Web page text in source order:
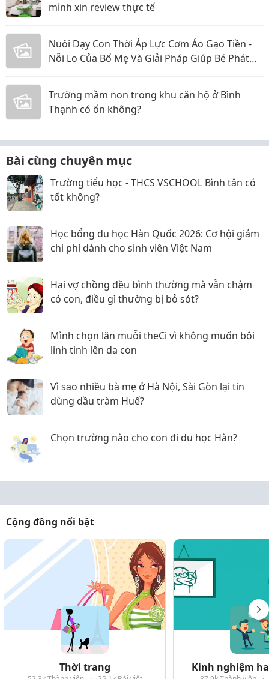
mình xin review thực tế
Nuôi Dạy Con Thời Áp Lực Cơm Áo Gạo Tiền -
Nỗi Lo Của Bố Mẹ Và Giải Pháp Giúp Bé Phát
Trường mầm non trong khu căn hộ ở Bình
Thạnh có ổn không?
Bài cùng chuyên mục
Trường tiểu học - THCS VSCHOOL Bình tân có
tốt không?
Học bổng du học Hàn Quốc 2026: Cơ hội giảm
chi phí dành cho sinh viên Việt Nam
Hai vợ chồng đều bình thường mà vẫn chậm
có con, điều gì thường bị bỏ sót?
Mình chọn lăn muỗi theCi vì không muốn bôi
linh tinh lên da con
Vì sao nhiều bà mẹ ở Hà Nội, Sài Gòn lại tin
dùng dầu tràm Huế?
Chọn trường nào cho con đi du học Hàn?
Cộng đồng nổi bật
Thời trang Kinh nghiệm